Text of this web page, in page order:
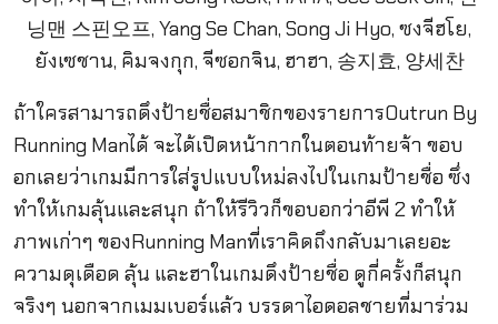
ถ้าใครสามารถดึงป้ายชื่อสมาชิกของรายการOutrun By
Running Manได้ จะได้เปิดหน้ากากในตอนท้ายจ้า ขอบ
อกเลยว่าเกมมีการใส่รูปแบบใหม่ลงไปในเกมป้ายชื่อ ซึ่ง
ทำให้เกมลุ้นและสนุก ถ้าให้รีวิวก็ขอบอกว่าอีพี 2 ทำให้
ภาพเก่าๆ ของRunning Manที่เราคิดถึงกลับมาเลยอะ
ความดุเดือด ลุ้น และฮาในเกมดึงป้ายชื่อ ดูกี่ครั้งก็สนุก
จริงๆ นอกจากเมมเบอร์แล้ว บรรดาไอดอลชายที่มาร่วม